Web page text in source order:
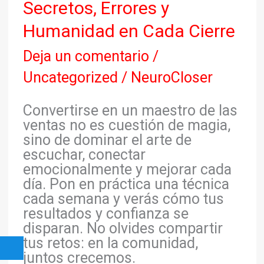
Secretos, Errores y
Humanidad en Cada Cierre
Deja un comentario /
Uncategorized / NeuroCloser
Convertirse en un maestro de las
ventas no es cuestión de magia,
sino de dominar el arte de
escuchar, conectar
emocionalmente y mejorar cada
día. Pon en práctica una técnica
cada semana y verás cómo tus
resultados y confianza se
disparan. No olvides compartir
tus retos: en la comunidad,
juntos crecemos.